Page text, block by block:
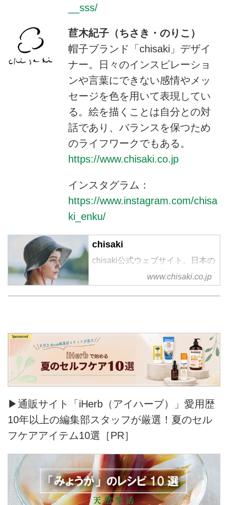
__sss/
苣木紀子（ちさき・のりこ）
帽子ブランド「chisaki」デザイ
ナー。日々のインスピレーショ
ンや言葉にできない感情やメッ
セージを色を用いて表現してい
る。絵を描くことは自分との対
話であり、バランスを保つため
のライフワークでもある。
https://www.chisaki.co.jp
インスタグラム：
https://www.instagram.com/chisa
ki_enku/
chisaki
chisaki公式ウェブサイト。日本の
職人の技術、志の高さ、心遣いな
どに共感し、日本製に重きを置き
2016SSコレクションより、
www.chisaki.co.jp
▶通販サイト「iHerb（アイハーブ）」愛用歴
10年以上の編集部スタッフが厳選！夏のセル
フケアアイテム10選［PR］